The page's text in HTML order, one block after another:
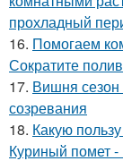
прохладный
16. Помогаем
Сократите
17. Вишня сезон
созревания
18. Какую
Куриный помет -